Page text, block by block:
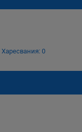
Харесвания: 0